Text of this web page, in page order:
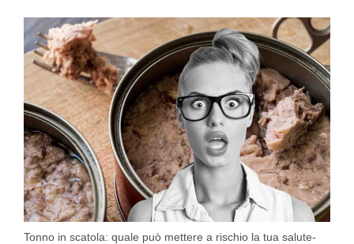
Tonno in scatola: quale può mettere a rischio la tua salute-